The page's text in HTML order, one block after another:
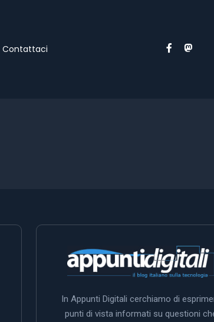
Contattaci
In Appunti Digitali cerchiamo di
punti di vista informati su questioni